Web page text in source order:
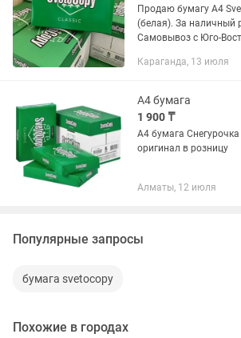
Продаю бумагу А4
(белая). За наличный
Самовывоз с Юго-
ОБЪЕМА. Документы и
Караганда, 13 июля
A4 бумага
1 900 ₸
А4 бумага
оригинал в розницу
Алматы, 12 июля
Популярные запросы
бумага svetocopy
Похожие в городах